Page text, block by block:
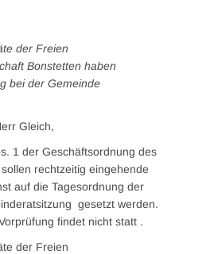
der Freien
Bonstetten haben
bei der Gemeinde
Gleich,
1 der Geschäftsordnung des
rechtzeitig eingehende
auf die Tagesordnung der
gesetzt werden.
findet nicht statt .
der Freien